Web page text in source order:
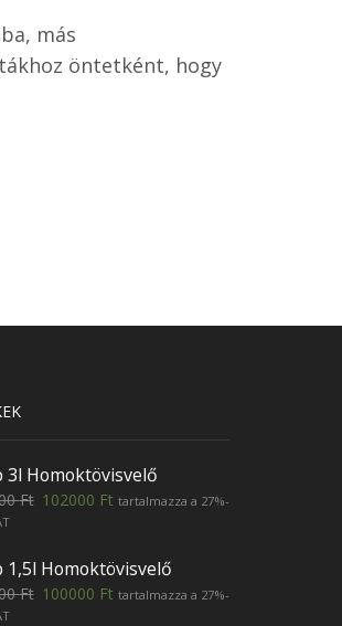
más
öntetként, hogy
3l Homoktövisvelő
Ft 102000 Ft tartalmazza a 27%-
1,5l Homoktövisvelő
Ft 100000 Ft tartalmazza a 27%-